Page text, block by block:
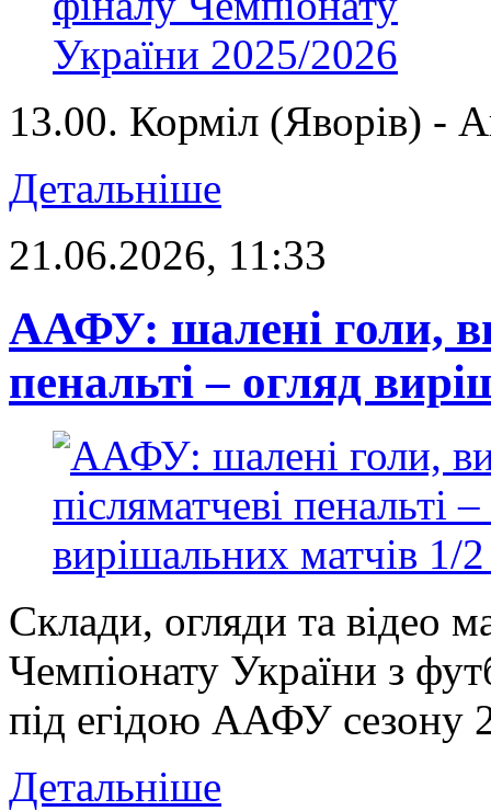
13.00. Корміл (Яворів) -
Детальніше
21.06.2026, 11:33
ААФУ: шалені голи,
пенальті – огляд
Склади, огляди та відео
Чемпіонату України з
під егідою ААФУ сезону
Детальніше